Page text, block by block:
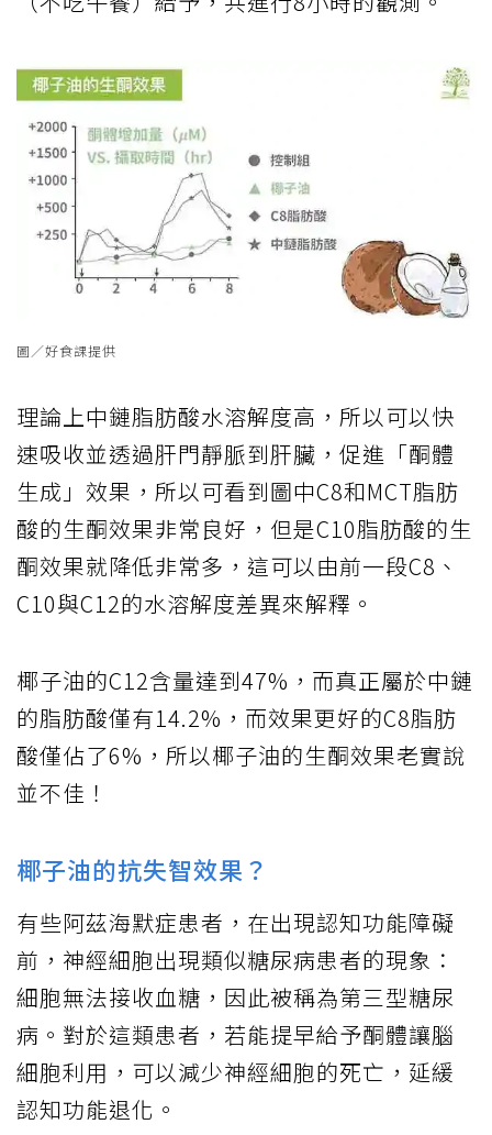
圖／好食課提供
理論上中鏈脂肪酸水溶解度高，所以可以快
速吸收並透過肝門靜脈到肝臟，促進「酮體
生成」效果，所以可看到圖中C8和MCT脂肪
酸的生酮效果非常良好，但是C10脂肪酸的生
酮效果就降低非常多，這可以由前一段C8、
C10與C12的水溶解度差異來解釋。
椰子油的C12含量達到47%，而真正屬於中鏈
的脂肪酸僅有14.2%，而效果更好的C8脂肪
酸僅佔了6%，所以椰子油的生酮效果老實說
並不佳！
椰子油的抗失智效果？
有些阿茲海默症患者，在出現認知功能障礙
前，神經細胞出現類似糖尿病患者的現象：
細胞無法接收血糖，因此被稱為第三型糖尿
病。對於這類患者，若能提早給予酮體讓腦
細胞利用，可以減少神經細胞的死亡，延緩
認知功能退化。